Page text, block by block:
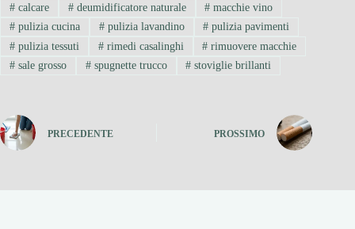
#calcare #deumidificatore naturale # macchie vino
#pulizia cucina #pulizia lavandino # pulizia pavimenti
#pulizia tessuti #rimedi casalinghi # rimuovere macchie
#sale grosso #spugnette trucco # stoviglie brillanti
PRECEDENTE PROSSIMO